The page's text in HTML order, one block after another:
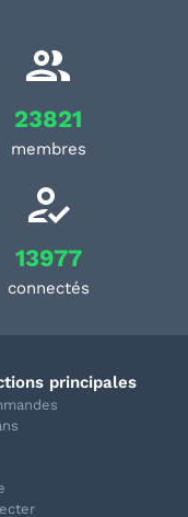
23821
membres
13977
connectés
principales